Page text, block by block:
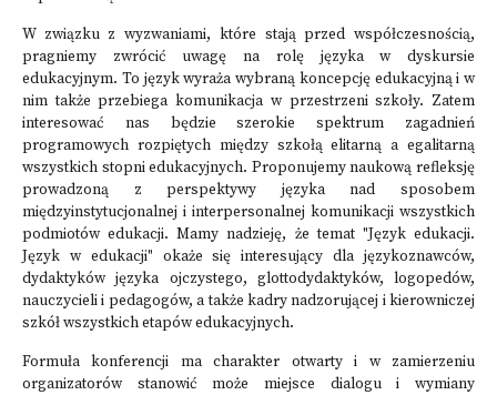
W związku z wyzwaniami, które stają przed współczesnością,
pragniemy zwrócić uwagę na rolę języka w dyskursie
edukacyjnym. To język wyraża wybraną koncepcję edukacyjną i w
nim także przebiega komunikacja w przestrzeni szkoły. Zatem
interesować nas będzie szerokie spektrum zagadnień
programowych rozpiętych między szkołą elitarną a egalitarną
wszystkich stopni edukacyjnych. Proponujemy naukową refleksję
prowadzoną z perspektywy języka nad sposobem
międzyinstytucjonalnej i interpersonalnej komunikacji wszystkich
podmiotów edukacji. Mamy nadzieję, że temat "Język edukacji.
Język w edukacji" okaże się interesujący dla językoznawców,
dydaktyków języka ojczystego, glottodydaktyków, logopedów,
nauczycieli i pedagogów, a także kadry nadzorującej i kierowniczej
szkół wszystkich etapów edukacyjnych.
Formuła konferencji ma charakter otwarty i w zamierzeniu
organizatorów stanowić może miejsce dialogu i wymiany